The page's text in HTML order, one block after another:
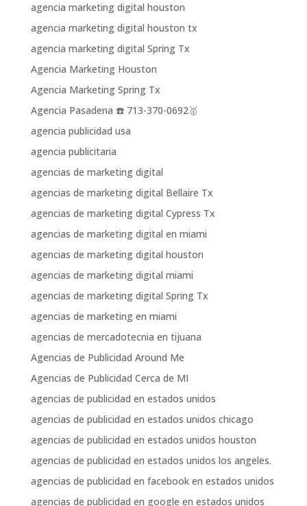
agencia marketing digital houston
agencia marketing digital houston tx
agencia marketing digital Spring Tx
Agencia Marketing Houston
Agencia Marketing Spring Tx
Agencia Pasadena ☎️ 713-370-0692🥇
agencia publicidad usa
agencia publicitaria
agencias de marketing digital
agencias de marketing digital Bellaire Tx
agencias de marketing digital Cypress Tx
agencias de marketing digital en miami
agencias de marketing digital houston
agencias de marketing digital miami
agencias de marketing digital Spring Tx
agencias de marketing en miami
agencias de mercadotecnia en tijuana
Agencias de Publicidad Around Me
Agencias de Publicidad Cerca de MI
agencias de publicidad en estados unidos
agencias de publicidad en estados unidos chicago
agencias de publicidad en estados unidos houston
agencias de publicidad en estados unidos los angeles.
agencias de publicidad en facebook en estados unidos
agencias de publicidad en google en estados unidos